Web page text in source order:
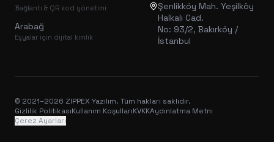
Bağlantı & QR kod yönetimi
Arabağ
Eşyalar için dijital kimlik
Şenlikköy Mah. Yeşilköy
Halkalı Cad.
No: 93/2, Bakırköy /
İstanbul
© 2021–2026 ZIPPEX Yazılım. Tüm hakları saklıdır.
Gizlilik PolitikasıKullanım KoşullarıKVKKAydınlatma Metni
Çerez Ayarları